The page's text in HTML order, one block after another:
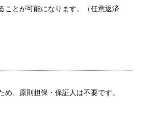
ことが可能になります。（任意返済
、原則担保・保証人は不要です。